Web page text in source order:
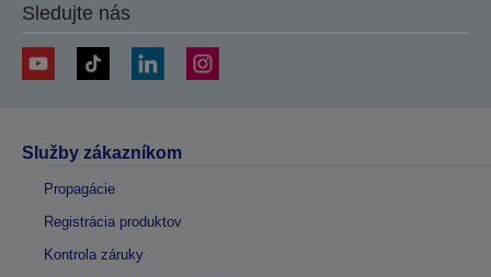
Sledujte nás
Služby zákazníkom
Propagácie
Registrácia produktov
Kontrola záruky